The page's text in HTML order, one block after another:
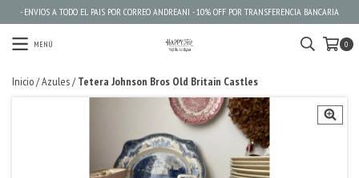
- ENVIOS A TODO EL PAIS POR CORREO ANDREANI - 10% OFF POR TRANSFERENCIA BANCARIA
MENÚ 0
Inicio/Azules/ Tetera Johnson Bros Old Britain Castles